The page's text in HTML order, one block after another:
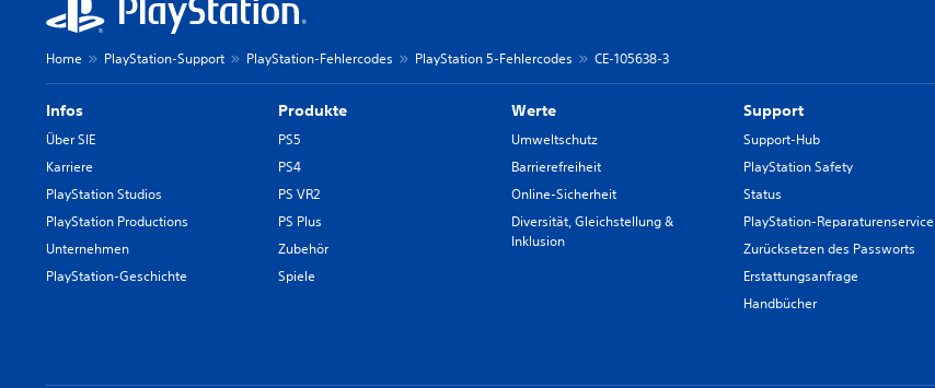
Home PlayStation-Support PlayStation-Fehlercodes PlayStation 5-Fehlercodes CE-105638-3
Infos
Über SIE
Karriere
PlayStation Studios
PlayStation Productions
Unternehmen
PlayStation-Geschichte
Produkte
PS5
PS4
PS VR2
PS Plus
Zubehör
Spiele
Werte
Umweltschutz
Barrierefreiheit
Online-Sicherheit
Diversität, Gleichstellung &
Inklusion
Support
Support-Hub
PlayStation Safety
Status
PlayStation-Reparaturenservice
Zurücksetzen des Passworts
Erstattungsanfrage
Handbücher